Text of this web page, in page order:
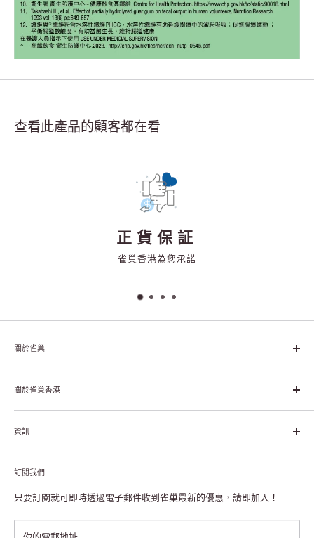
查看此產品的顧客都在看
服務承諾
關懷、至誠和專業
關於雀巢
雀巢集團起源於1866年的瑞士，目前是全球領先的「營養、健康、
幸福生活」企業。雀巢的目標是「我們充分發掘食品的力量，提升
關於雀巢香港
關於雀巢香港
雀巢香港創造共享價值
聯絡我們
私隱聲明
註冊NESCAFÉ® Dolce Gusto®咖啡機
資訊
付款及送貨
退貨或更換
常見問題
雀巢會員獎賞
訂閱我們
只要訂閱就可即時透過電子郵件收到雀巢最新的優惠，請即加入！